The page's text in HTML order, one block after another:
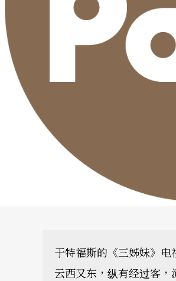
于特福斯的《三姊妹》
云西又东，纵有经过客